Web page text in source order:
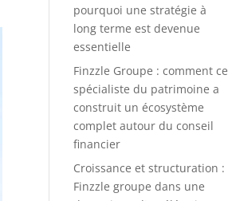
pourquoi une stratégie à
long terme est devenue
essentielle
Finzzle Groupe : comment ce
spécialiste du patrimoine a
construit un écosystème
complet autour du conseil
financier
Croissance et structuration :
Finzzle groupe dans une